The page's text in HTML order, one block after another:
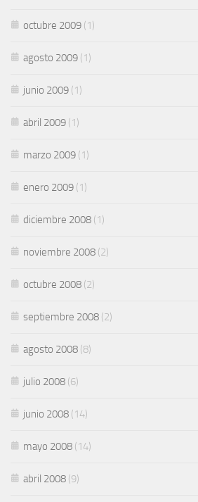
octubre 2009 (1)
agosto 2009 (1)
junio 2009 (1)
abril 2009 (1)
marzo 2009 (1)
enero 2009 (1)
diciembre 2008 (1)
noviembre 2008 (2)
octubre 2008 (2)
septiembre 2008 (2)
agosto 2008 (8)
julio 2008 (6)
junio 2008 (14)
mayo 2008 (14)
abril 2008 (9)